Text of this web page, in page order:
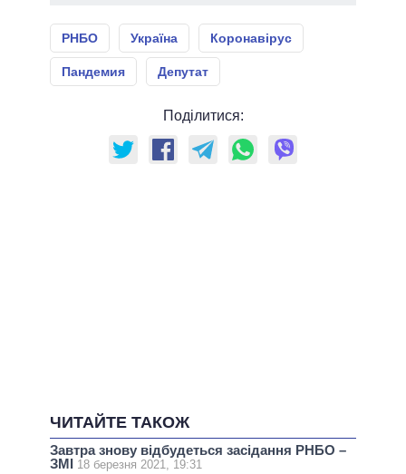
РНБО Україна Коронавірус
Пандемия Депутат
Поділитися:
ЧИТАЙТЕ ТАКОЖ
Завтра знову відбудеться засідання РНБО –
ЗМІ 18 березня 2021, 19:31